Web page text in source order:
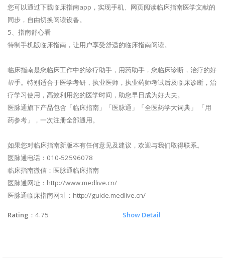
您可以通过下载临床指南app，实现手机、网页阅读临床指南医学文献的
同步，自由切换阅读设备。
5、指南舒心看
特制手机版临床指南，让用户享受舒适的临床指南阅读。
临床指南是您临床工作中的诊疗助手，用药助手，您临床诊断，治疗的好
帮手。特别适合于医学考研，执业医师，执业药师考试后及临床诊断，治
疗学习使用，高效利用您的医学时间，助您早日成为好大夫。
医脉通旗下产品包含「临床指南」「医脉通」「全医药学大词典」 「用
药参考」，一次注册全部通用。
如果您对临床指南新版本有任何意见及建议，欢迎与我们取得联系。
医脉通电话：010-52596078
临床指南微信：医脉通临床指南
医脉通网址：http://www.medlive.cn/
医脉通临床指南网址：http://guide.medlive.cn/
Rating ：4.75 Show Detail